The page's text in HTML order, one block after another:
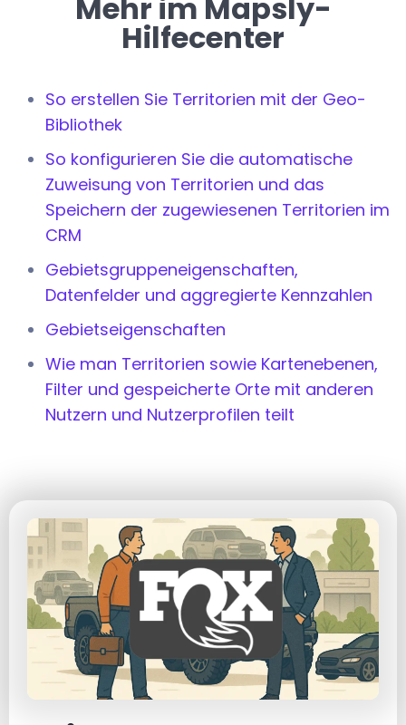
Mehr im Mapsly-
Hilfecenter
So erstellen Sie Territorien mit der Geo-
Bibliothek
So konfigurieren Sie die automatische
Zuweisung von Territorien und das
Speichern der zugewiesenen Territorien im
CRM
Gebietsgruppeneigenschaften,
Datenfelder und aggregierte Kennzahlen
Gebietseigenschaften
Wie man Territorien sowie Kartenebenen,
Filter und gespeicherte Orte mit anderen
Nutzern und Nutzerprofilen teilt